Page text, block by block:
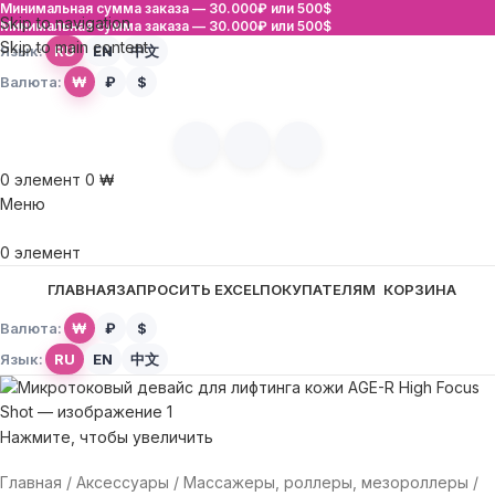
Skip to navigation
Skip to main content
Минимальная сумма заказа — 30.000₽ или 500$
Минимальная сумма заказа — 30.000₽ или 500$
Язык: RU EN
中文
Валюта:
₩ ₽ $
0 элемент 0 ₩
Меню
0 элемент
ГЛАВНАЯЗАПРОСИТЬ EXCELПОКУПАТЕЛЯМ КОРЗИНА
Валюта: ₩ ₽
$
Язык:
RU EN 中文
Нажмите, чтобы увеличить
Главная Аксессуары
Массажеры, роллеры, мезороллеры